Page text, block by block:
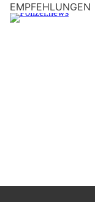
EMPFEHLUNGEN